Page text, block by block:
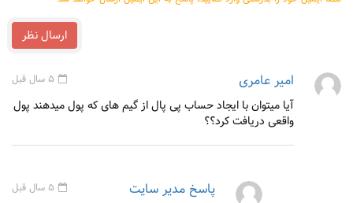
ارسال نظر
امیر عامری 5 سال قبل
آیا میتوان با ایجاد حساب پی پال از گیم های که پول میدهند پول
واقعی دریافت کرد؟؟
پاسخ مدیر سایت 5 سال قبل